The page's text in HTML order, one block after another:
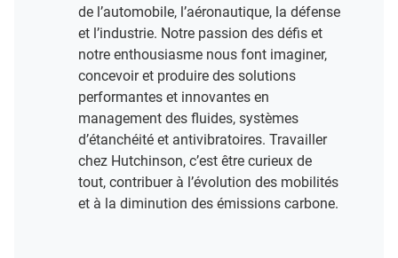
de l’automobile, l’aéronautique, la défense
et l’industrie. Notre passion des défis et
notre enthousiasme nous font imaginer,
concevoir et produire des solutions
performantes et innovantes en
management des fluides, systèmes
d’étanchéité et antivibratoires. Travailler
chez Hutchinson, c’est être curieux de
tout, contribuer à l’évolution des mobilités
et à la diminution des émissions carbone.